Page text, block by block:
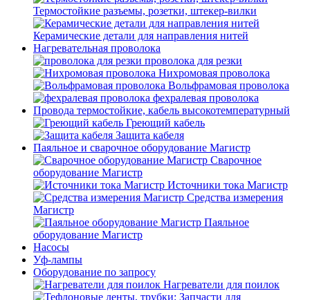
Термостойкие разъемы, розетки, штекер-вилки
Керамические детали для направления нитей
Нагревательная проволока
проволока для резки
Нихромовая проволока
Вольфрамовая проволока
фехралевая проволока
Провода термостойкие, кабель высокотемпературный
Греющий кабель
Защита кабеля
Паяльное и сварочное оборудование Магистр
Сварочное
оборудование Магистр
Источники тока Магистр
Средства измерения
Магистр
Паяльное
оборудование Магистр
Насосы
Уф-лампы
Оборудование по запросу
Нагреватели для поилок